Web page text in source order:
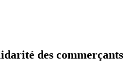
des commerçants